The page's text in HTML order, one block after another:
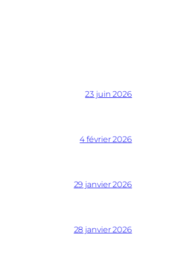
23 juin 2026
4 février 2026
29 janvier 2026
28 janvier 2026